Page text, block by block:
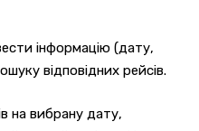
інформацію (дату,
відповідних рейсів.
на вибрану дату,